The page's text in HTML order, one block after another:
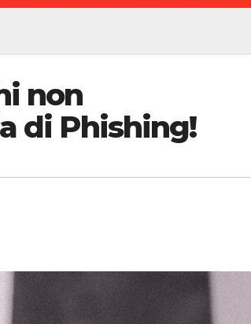
non
di Phishing!